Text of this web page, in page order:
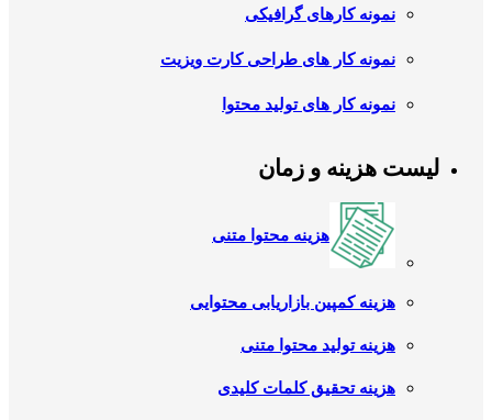
نمونه کارهای گرافیکی
نمونه کار های طراحی کارت ویزیت
نمونه کار های تولید محتوا
لیست هزینه و زمان
هزینه محتوا متنی
هزینه کمپین بازاریابی محتوایی
هزینه تولید محتوا متنی
هزینه تحقیق کلمات کلیدی